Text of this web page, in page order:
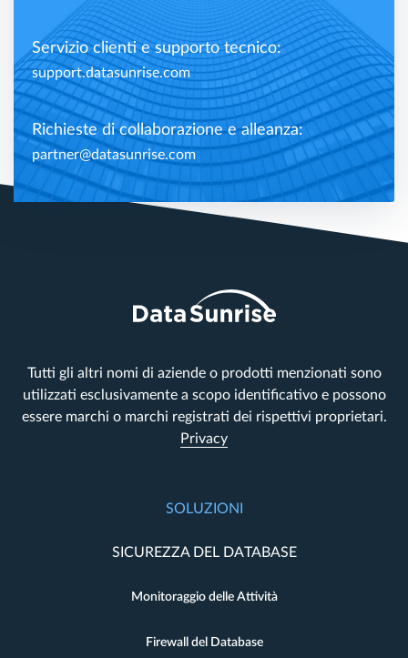
Servizio clienti e supporto tecnico:
support.datasunrise.com
Richieste di collaborazione e alleanza:
partner@datasunrise.com
Tutti gli altri nomi di aziende o prodotti menzionati sono
utilizzati esclusivamente a scopo identificativo e possono
essere marchi o marchi registrati dei rispettivi proprietari.
Privacy
SOLUZIONI
SICUREZZA DEL DATABASE
Monitoraggio delle Attività
Firewall del Database